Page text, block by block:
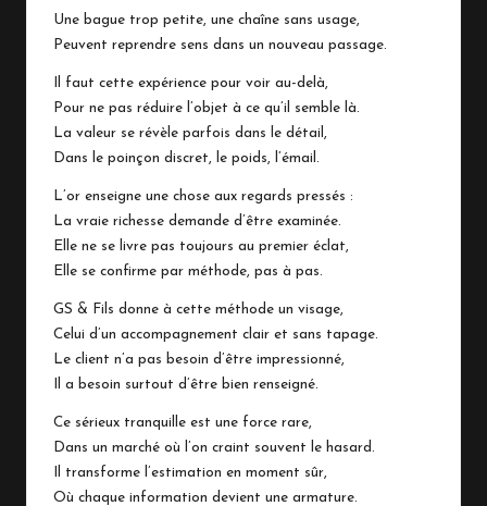
Une bague trop petite, une chaîne sans usage,
Peuvent reprendre sens dans un nouveau passage.
Il faut cette expérience pour voir au-delà,
Pour ne pas réduire l’objet à ce qu’il semble là.
La valeur se révèle parfois dans le détail,
Dans le poinçon discret, le poids, l’émail.
L’or enseigne une chose aux regards pressés :
La vraie richesse demande d’être examinée.
Elle ne se livre pas toujours au premier éclat,
Elle se confirme par méthode, pas à pas.
GS & Fils donne à cette méthode un visage,
Celui d’un accompagnement clair et sans tapage.
Le client n’a pas besoin d’être impressionné,
Il a besoin surtout d’être bien renseigné.
Ce sérieux tranquille est une force rare,
Dans un marché où l’on craint souvent le hasard.
Il transforme l’estimation en moment sûr,
Où chaque information devient une armature.